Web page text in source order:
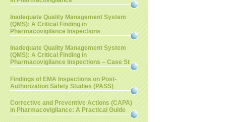
Inadequate Quality Management System
(QMS): A Critical Finding in
Pharmacovigilance Inspections
Inadequate Quality Management System
(QMS): A Critical Finding in
Pharmacovigilance Inspections – Case St
Findings of EMA Inspections on Post-
Authorization Safety Studies (PASS)
Corrective and Preventive Actions (CAPA)
in Pharmacovigilance: A Practical Guide